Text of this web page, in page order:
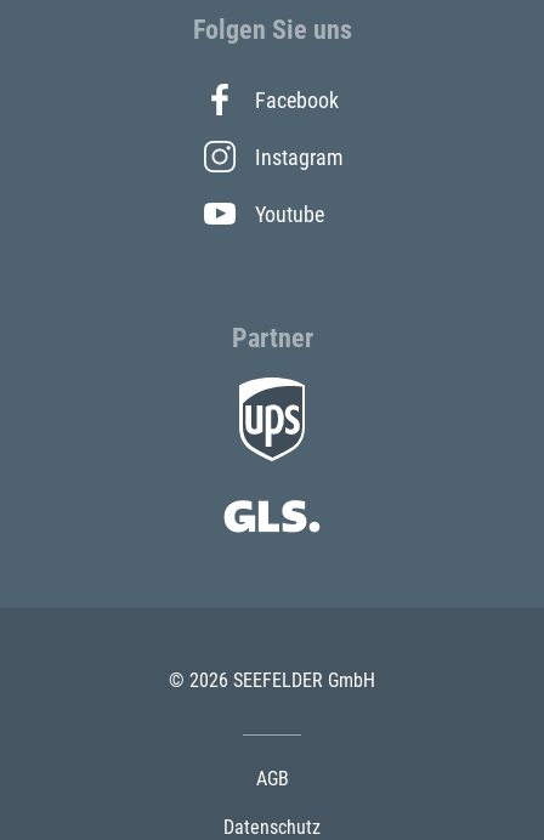
Folgen Sie uns
Facebook
Instagram
Youtube
Partner
© 2026 SEEFELDER GmbH
AGB
Datenschutz